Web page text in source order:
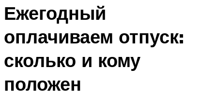
Ежегодный
оплачиваем отпуск:
сколько и кому
положен